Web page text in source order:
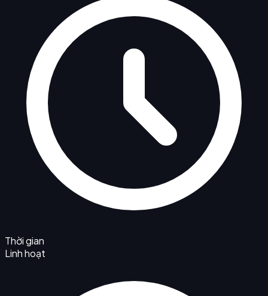
Thời gian
Linh hoạt